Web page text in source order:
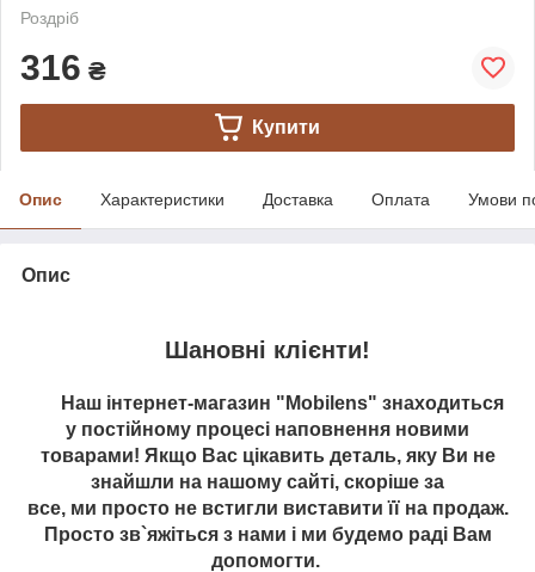
Роздріб
316 ₴
Купити
Опис Характеристики Доставка Оплата Умови
Опис
Шановні клієнти!
Наш інтернет-магазин "Mobilens" знаходиться
у постійному процесі наповнення новими
товарами! Якщо Вас цікавить деталь, яку Ви не
знайшли на нашому сайті, скоріше за
все, ми просто не встигли виставити її на продаж.
Просто зв`яжіться з нами і ми будемо раді Вам
допомогти.